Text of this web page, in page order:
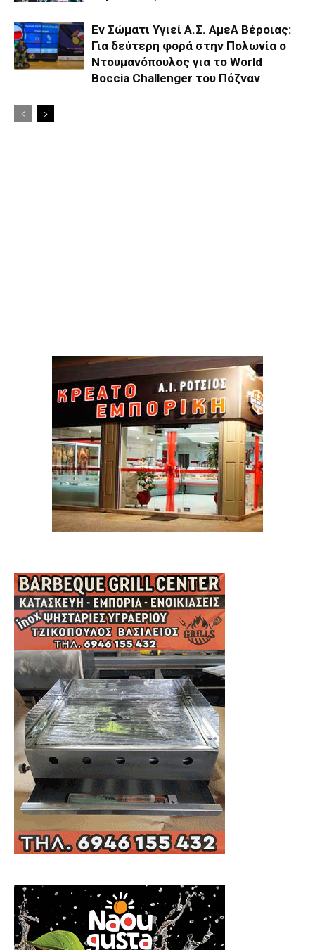
Εν Σώματι Υγιεί Α.Σ. ΑμεΑ Βέροιας:
Για δεύτερη φορά στην Πολωνία ο
Ντουμανόπουλος για το World
Boccia Challenger του Πόζναν